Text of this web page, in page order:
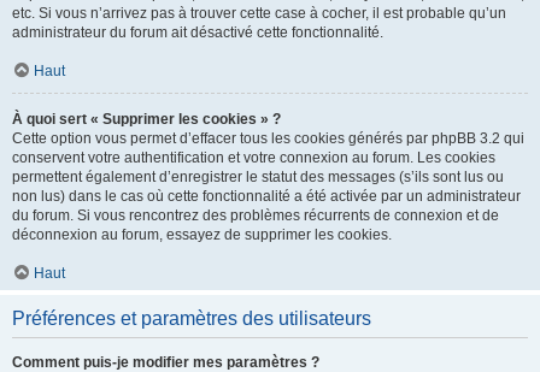
etc. Si vous n’arrivez pas à trouver cette case à cocher, il est probable qu’un
administrateur du forum ait désactivé cette fonctionnalité.
Haut
À quoi sert « Supprimer les cookies » ?
Cette option vous permet d’effacer tous les cookies générés par phpBB 3.2 qui
conservent votre authentification et votre connexion au forum. Les cookies
permettent également d’enregistrer le statut des messages (s’ils sont lus ou
non lus) dans le cas où cette fonctionnalité a été activée par un administrateur
du forum. Si vous rencontrez des problèmes récurrents de connexion et de
déconnexion au forum, essayez de supprimer les cookies.
Haut
Préférences et paramètres des utilisateurs
Comment puis-je modifier mes paramètres ?